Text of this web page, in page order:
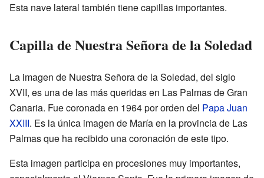
Esta nave lateral también tiene capillas importantes.
Capilla de Nuestra Señora de la Soledad
La imagen de Nuestra Señora de la Soledad, del siglo
XVII, es una de las más queridas en Las Palmas de Gran
Canaria. Fue coronada en 1964 por orden del Papa Juan
XXIII. Es la única imagen de María en la provincia de Las
Palmas que ha recibido una coronación de este tipo.
Esta imagen participa en procesiones muy importantes,